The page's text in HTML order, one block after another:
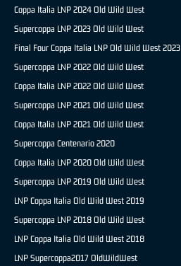
Coppa Italia LNP 2024 Old Wild West
Supercoppa LNP 2023 Old Wild West
Final Four Coppa Italia LNP Old Wild West 2023
Supercoppa LNP 2022 Old Wild West
Coppa Italia LNP 2022 Old Wild West
Supercoppa LNP 2021 Old Wild West
Coppa Italia LNP 2021 Old Wild West
Supercoppa Centenario 2020
Coppa Italia LNP 2020 Old Wild West
Supercoppa LNP 2019 Old Wild West
LNP Coppa Italia Old Wild West 2019
Supercoppa LNP 2018 Old Wild West
LNP Coppa Italia Old Wild West 2018
LNP Supercoppa2017 OldWildWest